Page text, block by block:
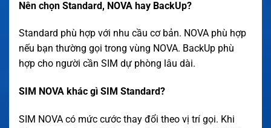
Nên chọn Standard, NOVA hay BackUp?
Standard phù hợp với nhu cầu cơ bản. NOVA phù hợp
nếu bạn thường gọi trong vùng NOVA. BackUp phù
hợp cho người cần SIM dự phòng lâu dài.
SIM NOVA khác gì SIM Standard?
SIM NOVA có mức cước thay đổi theo vị trí gọi. Khi